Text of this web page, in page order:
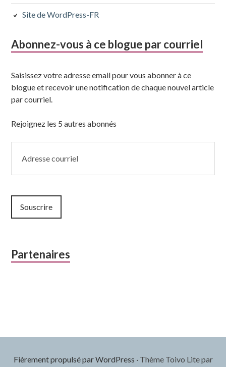
Site de WordPress-FR
Abonnez-vous à ce blogue par courriel
Saisissez votre adresse email pour vous abonner à ce
blogue et recevoir une notification de chaque nouvel article
par courriel.
Rejoignez les 5 autres abonnés
courriel
Souscrire
Partenaires
Fièrement propulsé par WordPress ·Thème Toivo Lite par